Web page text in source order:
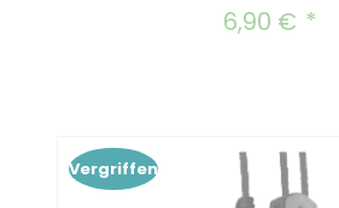
Regulärer
6,90 €
Vergriffen